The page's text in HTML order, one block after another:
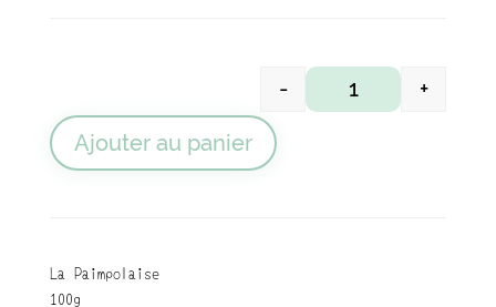
quantité de Tapas
- +
Ajouter au panier
La Paimpolaise
100g